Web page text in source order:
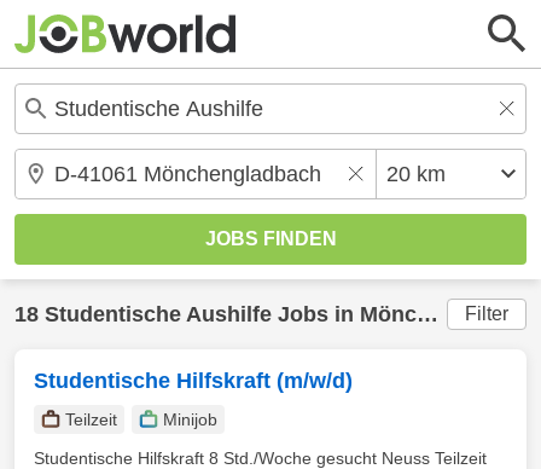
18 Studentische Aushilfe Jobs in Mönchengladbach Filter
Studentische Hilfskraft (m/w/d)
Teilzeit
Minijob
Studentische Hilfskraft 8 Std./Woche gesucht Neuss Teilzeit